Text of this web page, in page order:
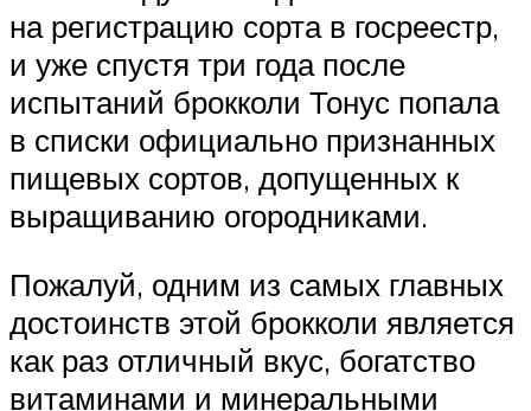
на регистрацию сорта в госреестр,
и уже спустя три года после
испытаний брокколи Тонус попала
в списки официально признанных
пищевых сортов, допущенных к
выращиванию огородниками.
Пожалуй, одним из самых главных
достоинств этой брокколи является
как раз отличный вкус, богатство
витаминами и минеральными